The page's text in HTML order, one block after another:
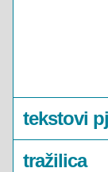
tekstovi
tražilica